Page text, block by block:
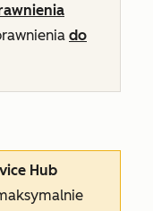
do
Hub